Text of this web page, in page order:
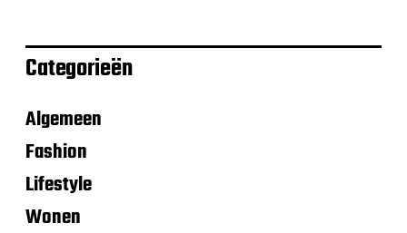
Categorieën
Algemeen
Fashion
Lifestyle
Wonen